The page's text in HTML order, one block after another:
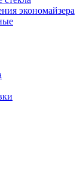
экономайзера